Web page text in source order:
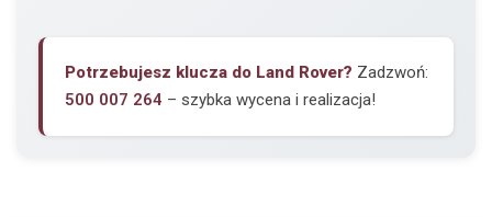
Potrzebujesz klucza do Land Rover? Zadzwoń:
500 007 264 – szybka wycena i realizacja!